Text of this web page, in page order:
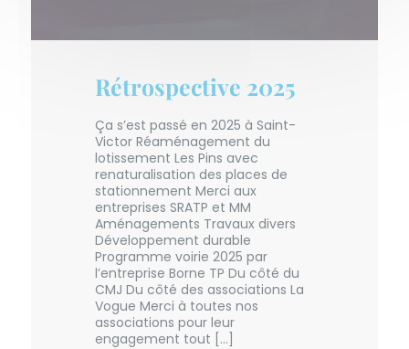
Rétrospective 2025
Ça s’est passé en 2025 à Saint-
Victor Réaménagement du
lotissement Les Pins avec
renaturalisation des places de
stationnement Merci aux
entreprises SRATP et MM
Aménagements Travaux divers
Développement durable
Programme voirie 2025 par
l’entreprise Borne TP Du côté du
CMJ Du côté des associations La
Vogue Merci à toutes nos
associations pour leur
engagement tout […]